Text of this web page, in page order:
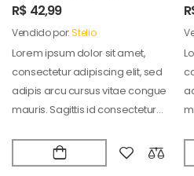
R$ 42,99
Vendido por:Stelio
Lorem ipsum dolor sit amet,
consectetur adipiscing elit, sed
adipis arcu cursus vitae congue
mauris. Sagittis id consectetur